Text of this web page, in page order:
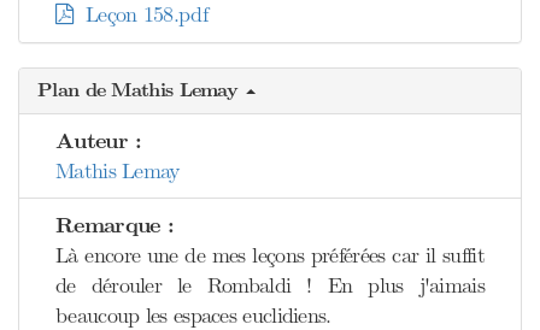
Leçon 158.pdf
Plan de Mathis Lemay
Auteur :
Mathis Lemay
Remarque :
Là encore une de mes leçons préférées car il suffit
de dérouler le Rombaldi ! En plus j'aimais
beaucoup les espaces euclidiens.